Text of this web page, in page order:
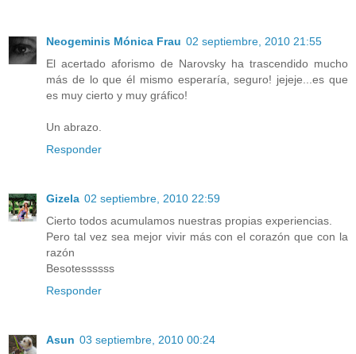
Neogeminis Mónica Frau 02 septiembre, 2010 21:55
El acertado aforismo de Narovsky ha trascendido mucho
más de lo que él mismo esperaría, seguro! jejeje...es que
es muy cierto y muy gráfico!
Un abrazo.
Responder
Gizela 02 septiembre, 2010 22:59
Cierto todos acumulamos nuestras propias experiencias.
Pero tal vez sea mejor vivir más con el corazón que con la
razón
Besotessssss
Responder
Asun 03 septiembre, 2010 00:24